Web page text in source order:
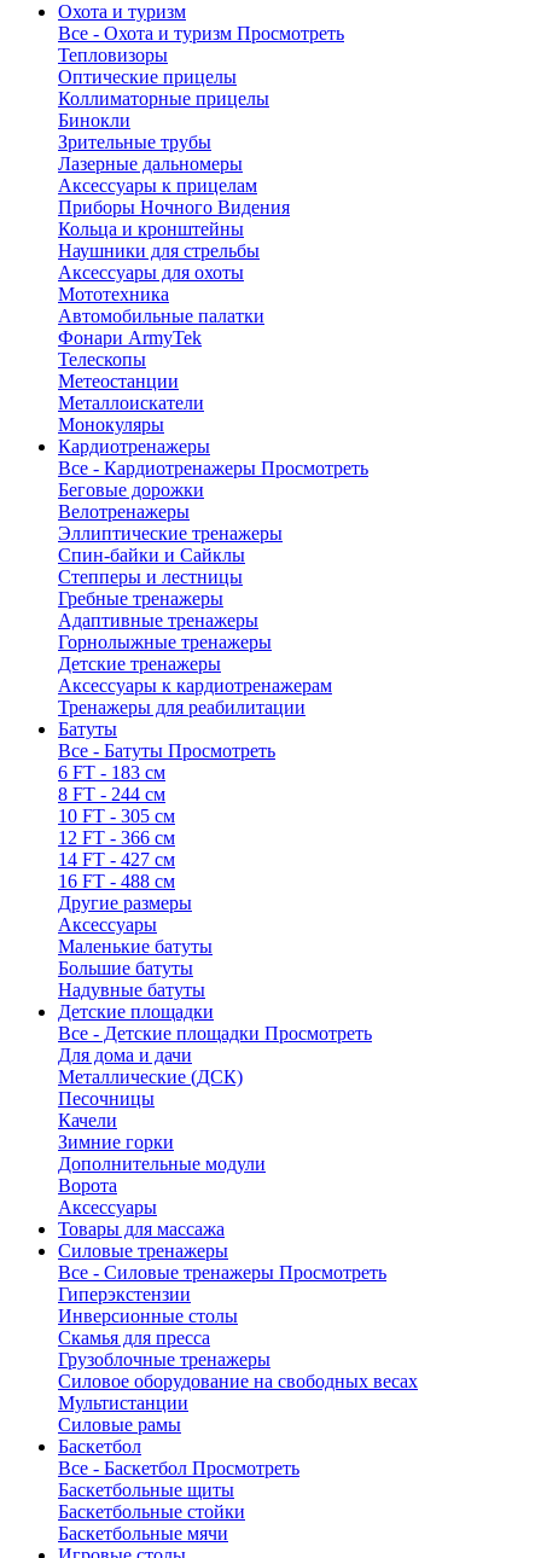
Охота и туризм
Все - Охота и туризм Просмотреть
Тепловизоры
Оптические прицелы
Коллиматорные прицелы
Бинокли
Зрительные трубы
Лазерные дальномеры
Аксессуары к прицелам
Приборы Ночного Видения
Кольца и кронштейны
Наушники для стрельбы
Аксессуары для охоты
Мототехника
Автомобильные палатки
Фонари ArmyTek
Телескопы
Метеостанции
Металлоискатели
Монокуляры
Кардиотренажеры
Все - Кардиотренажеры Просмотреть
Беговые дорожки
Велотренажеры
Эллиптические тренажеры
Спин-байки и Сайклы
Степперы и лестницы
Гребные тренажеры
Адаптивные тренажеры
Горнолыжные тренажеры
Детские тренажеры
Аксессуары к кардиотренажерам
Тренажеры для реабилитации
Батуты
Все - Батуты Просмотреть
6 FT - 183 см
8 FT - 244 см
10 FT - 305 см
12 FT - 366 см
14 FT - 427 см
16 FT - 488 см
Другие размеры
Аксессуары
Маленькие батуты
Большие батуты
Надувные батуты
Детские площадки
Все - Детские площадки Просмотреть
Для дома и дачи
Металлические (ДСК)
Песочницы
Качели
Зимние горки
Дополнительные модули
Ворота
Аксессуары
Товары для массажа
Силовые тренажеры
Все - Силовые тренажеры Просмотреть
Гиперэкстензии
Инверсионные столы
Скамья для пресса
Грузоблочные тренажеры
Силовое оборудование на свободных весах
Мультистанции
Силовые рамы
Баскетбол
Все - Баскетбол Просмотреть
Баскетбольные щиты
Баскетбольные стойки
Баскетбольные мячи